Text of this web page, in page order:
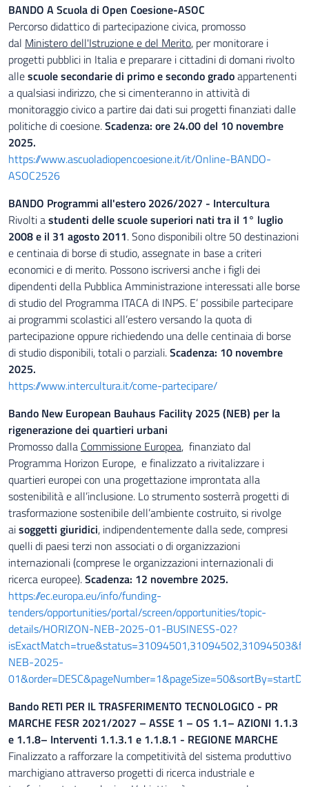
BANDO A Scuola di Open Coesione-ASOC
Percorso didattico di partecipazione civica, promosso
dal Ministero dell'Istruzione e del Merito, per monitorare i
progetti pubblici in Italia e preparare i cittadini di domani rivolto
allescuole secondarie di primo e secondo gradoappartenenti
a qualsiasi indirizzo, che si cimenteranno in attività di
monitoraggio civico a partire dai dati sui progetti finanziati dalle
politiche di coesione.Scadenza: ore 24.00 del 10 novembre
2025.
https://www.ascuoladiopencoesione.it/it/Online-BANDO-
ASOC2526
BANDO Programmi all'estero 2026/2027 - Intercultura
Rivolti astudenti delle scuole superiori nati tra il 1° luglio
2008 e il 31 agosto 2011. Sono disponibili oltre 50 destinazioni
e centinaia di borse di studio, assegnate in base a criteri
economici e di merito. Possono iscriversi anche i figli dei
dipendenti della Pubblica Amministrazione interessati alle borse
di studio del Programma ITACA di INPS. E’ possibile partecipare
ai programmi scolastici all’estero versando la quota di
partecipazione oppure richiedendo una delle centinaia di borse
di studio disponibili, totali o parziali.Scadenza: 10 novembre
2025.
https://www.intercultura.it/come-partecipare/
Bando New European Bauhaus Facility 2025 (NEB) per la
rigenerazione dei quartieri urbani
Promosso dalla Commissione Europea, finanziato dal
Programma Horizon Europe, e finalizzato a rivitalizzare i
quartieri europei con una progettazione improntata alla
sostenibilità e all’inclusione. Lo strumento sosterrà progetti di
trasformazione sostenibile dell’ambiente costruito, si rivolge
aisoggetti giuridici, indipendentemente dalla sede, compresi
quelli di paesi terzi non associati o di organizzazioni
internazionali (comprese le organizzazioni internazionali di
ricerca europee).Scadenza: 12 novembre 2025.
https://ec.europa.eu/info/funding-
tenders/opportunities/portal/screen/opportunities/topic-
details/HORIZON-NEB-2025-01-BUSINESS-02?
NEB-2025-
Bando RETI PER IL TRASFERIMENTO TECNOLOGICO - PR
MARCHE FESR 2021/2027 – ASSE 1 – OS 1.1– AZIONI 1.1.3
e 1.1.8– Interventi 1.1.3.1 e 1.1.8.1 - REGIONE MARCHE
Finalizzato a rafforzare la competitività del sistema produttivo
marchigiano attraverso progetti di ricerca industriale e